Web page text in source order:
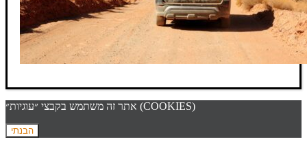
אתר זה משתמש בקבצי ״עוגיות״ (COOKIES)
הבנתי